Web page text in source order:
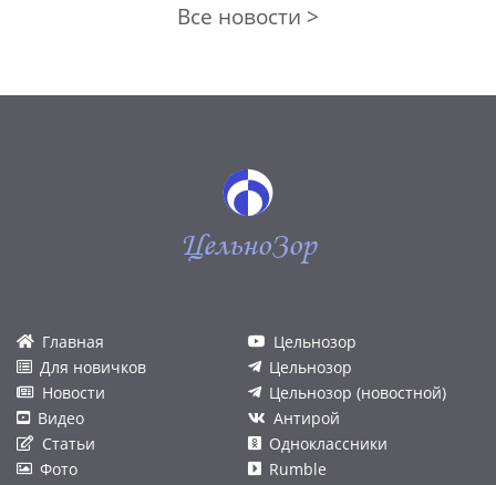
Все новости >
ЦельноЗор
Главная
Для новичков
Новости
Видео
Статьи
Фото
Цельнозор
Цельнозор
Цельнозор (новостной)
Антирой
Одноклассники
Rumble